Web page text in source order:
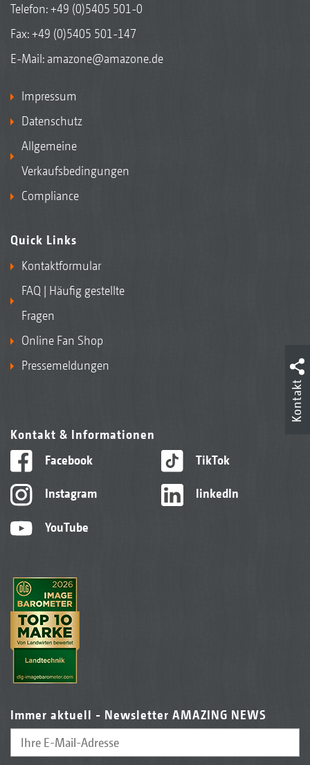
Telefon:+49 (0)5405 501-0
Fax: +49 (0)5405 501-147
E-Mail: amazone@amazone.de
Impressum
Datenschutz
Allgemeine
Verkaufsbedingungen
Compliance
Quick Links
Kontaktformular
FAQ | Häufig gestellte
Fragen
Online Fan Shop
Pressemeldungen
Kontakt & Informationen
Facebook
Instagram
YouTube
TikTok
linkedIn
Immer aktuell - Newsletter AMAZING NEWS
Kontakt